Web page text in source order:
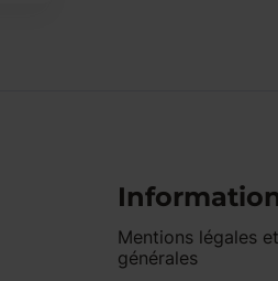
Mentions légales
générales